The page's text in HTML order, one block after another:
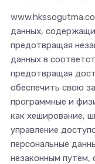
данных,
предотвращая
данных в
предотвращая
обеспечить свою
программные и
как хеширование,
управление
персональные
незаконным путем,